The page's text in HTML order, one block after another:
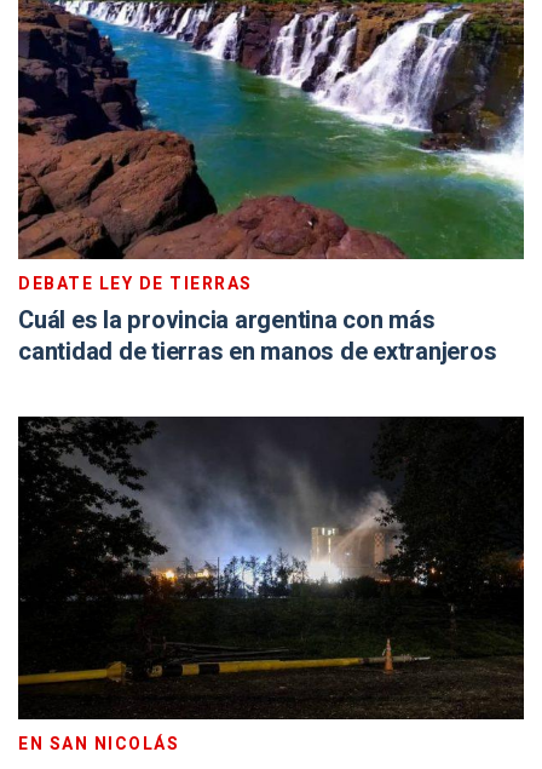
DEBATE LEY DE TIERRAS
Cuál es la provincia argentina con más
cantidad de tierras en manos de extranjeros
EN SAN NICOLÁS